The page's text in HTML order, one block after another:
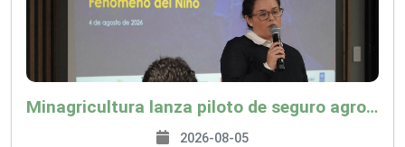
Minagricultura lanza piloto de seguro agropecuario por $9.625 millones para proteger a más de 14.000 pequeños productores contra riesgos del Fenómeno de El Niño
2026-08-05